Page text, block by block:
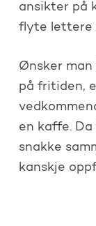
ansikter på
flyte lettere
Ønsker man
på fritiden,
en kaffe.
snakke
kanskje